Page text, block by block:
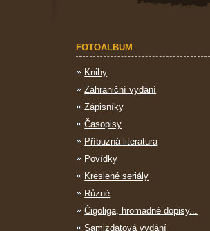
FOTOALBUM
Knihy
Zahraniční vydání
Zápisníky
Časopisy
Příbuzná literatura
Povídky
Kreslené seriály
Různé
Čigoliga, hromadné dopisy...
Samizdatová vydání